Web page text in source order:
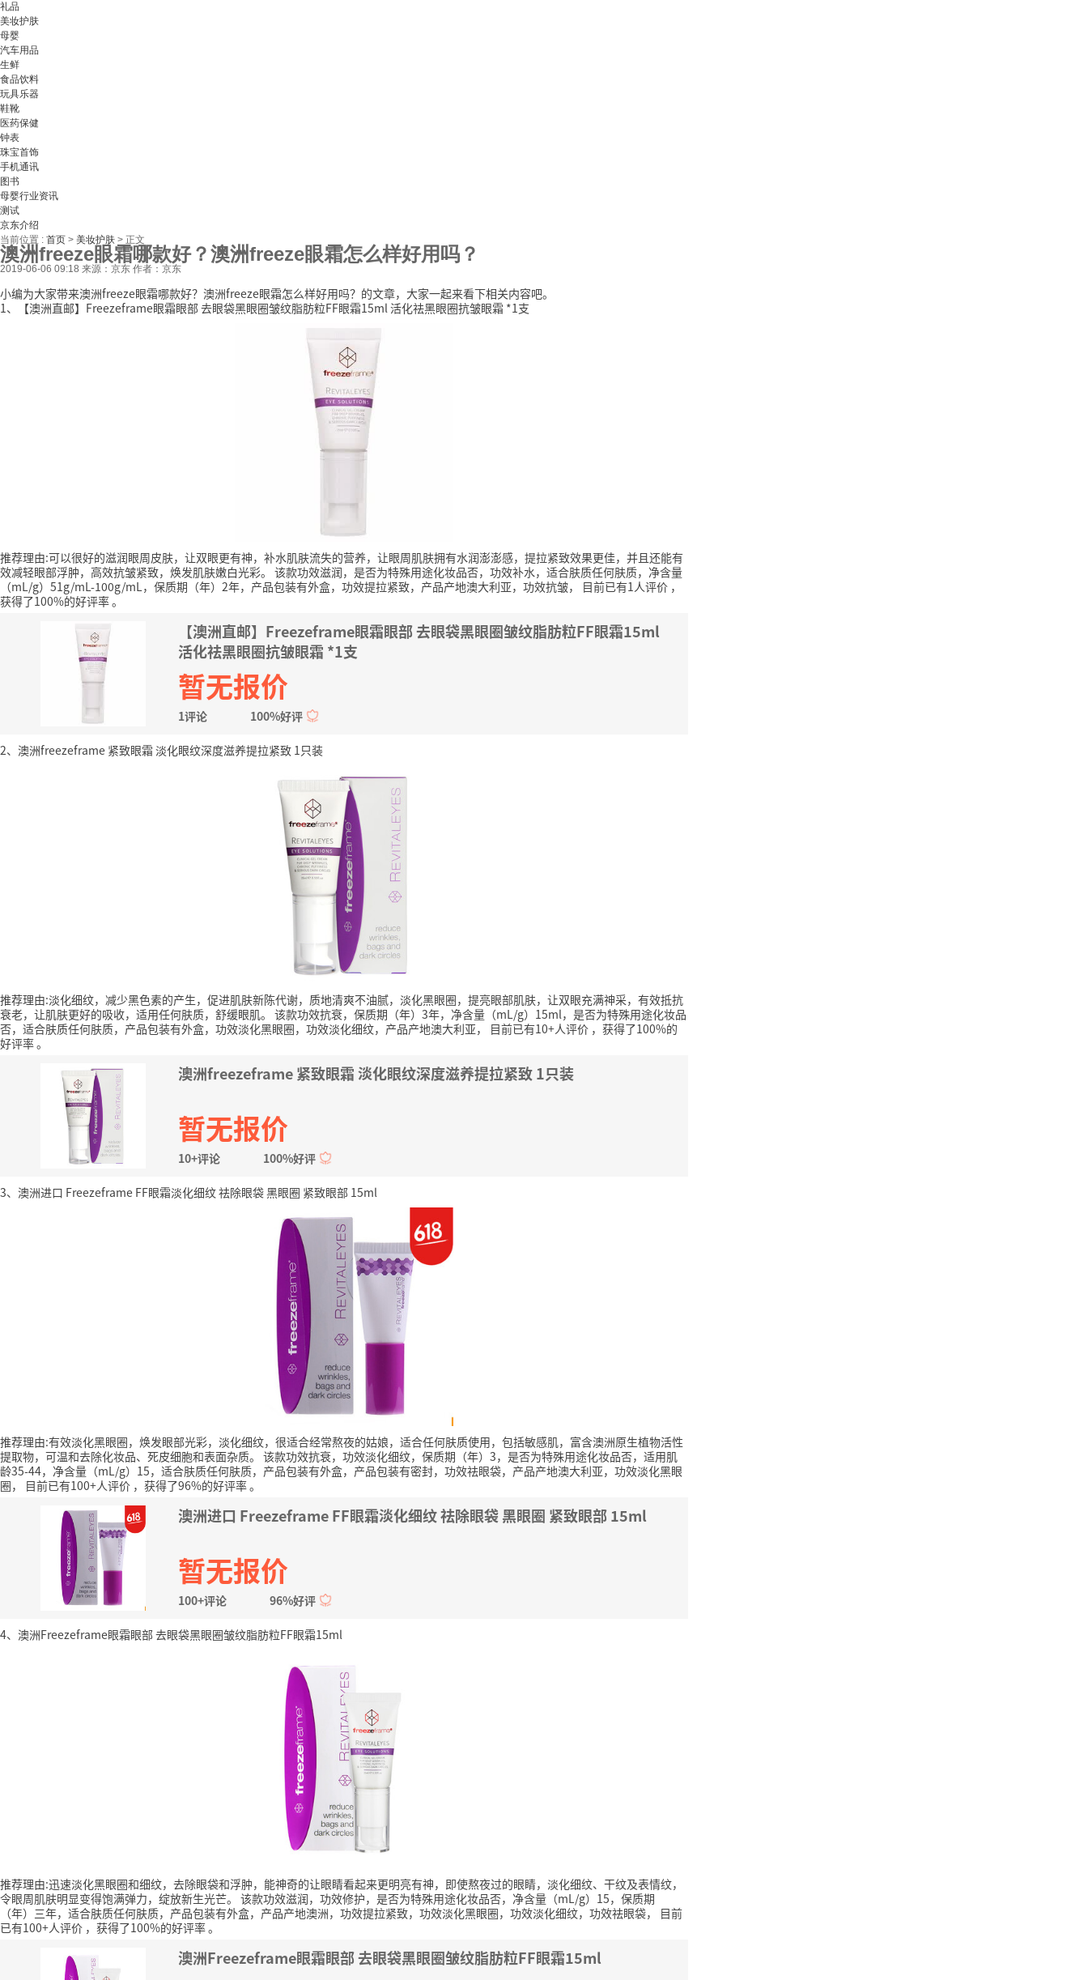
礼品
美妆护肤
母婴
汽车用品
生鲜
食品饮料
玩具乐器
鞋靴
医药保健
钟表
珠宝首饰
手机通讯
图书
母婴行业资讯
测试
京东介绍
当前位置 : 首页 > 美妆护肤 > 正文
澳洲freeze眼霜哪款好？澳洲freeze眼霜怎么样好用吗？
2019-06-06 09:18 来源：京东 作者：京东
小编为大家带来澳洲freeze眼霜哪款好？澳洲freeze眼霜怎么样好用吗？的文章，大家一起来看下相关内容吧。
1、【澳洲直邮】Freezeframe眼霜眼部 去眼袋黑眼圈皱纹脂肪粒FF眼霜15ml 活化祛黑眼圈抗皱眼霜 *1支
推荐理由:可以很好的滋润眼周皮肤，让双眼更有神，补水肌肤流失的营养，让眼周肌肤拥有水润澎澎感，提拉紧致效果更佳，并且还能有
效减轻眼部浮肿，高效抗皱紧致，焕发肌肤嫩白光彩。 该款功效滋润，是否为特殊用途化妆品否，功效补水，适合肤质任何肤质，净含量
（mL/g）51g/mL-100g/mL，保质期（年）2年，产品包装有外盒，功效提拉紧致，产品产地澳大利亚，功效抗皱，
目前已有1人评价 ，
获得了100%的好评率。
【澳洲直邮】Freezeframe眼霜眼部 去眼袋黑眼圈皱纹脂肪粒FF眼霜15ml
活化祛黑眼圈抗皱眼霜 *1支
暂无报价
1评论 100%好评
2、澳洲freezeframe 紧致眼霜 淡化眼纹深度滋养提拉紧致 1只装
推荐理由:淡化细纹，减少黑色素的产生，促进肌肤新陈代谢，质地清爽不油腻，淡化黑眼圈，提亮眼部肌肤，让双眼充满神采，有效抵抗
衰老，让肌肤更好的吸收，适用任何肤质，舒缓眼肌。 该款功效抗衰，保质期（年）3年，净含量（mL/g）15ml，是否为特殊用途化妆品
否，适合肤质任何肤质，产品包装有外盒，功效淡化黑眼圈，功效淡化细纹，产品产地澳大利亚，
目前已有10+人评价 ，获得了100%的
好评率。
澳洲freezeframe 紧致眼霜 淡化眼纹深度滋养提拉紧致 1只装
暂无报价
10+评论 100%好评
3、澳洲进口 Freezeframe FF眼霜淡化细纹 祛除眼袋 黑眼圈 紧致眼部 15ml
推荐理由:有效淡化黑眼圈，焕发眼部光彩，淡化细纹，很适合经常熬夜的姑娘，适合任何肤质使用，包括敏感肌，富含澳洲原生植物活性
提取物，可温和去除化妆品、死皮细胞和表面杂质。 该款功效抗衰，功效淡化细纹，保质期（年）3，是否为特殊用途化妆品否，适用肌
龄35-44，净含量（mL/g）15，适合肤质任何肤质，产品包装有外盒，产品包装有密封，功效祛眼袋，产品产地澳大利亚，功效淡化黑眼
圈，
目前已有100+人评价 ，获得了96%的好评率。
澳洲进口 Freezeframe FF眼霜淡化细纹 祛除眼袋 黑眼圈 紧致眼部 15ml
暂无报价
100+评论 96%好评
4、澳洲Freezeframe眼霜眼部 去眼袋黑眼圈皱纹脂肪粒FF眼霜15ml
推荐理由:迅速淡化黑眼圈和细纹，去除眼袋和浮肿，能神奇的让眼睛看起来更明亮有神，即使熬夜过的眼睛，淡化细纹、干纹及表情纹，
令眼周肌肤明显变得饱满弹力，绽放新生光芒。 该款功效滋润，功效修护，是否为特殊用途化妆品否，净含量（mL/g）15，保质期
（年）三年，适合肤质任何肤质，产品包装有外盒，产品产地澳洲，功效提拉紧致，功效淡化黑眼圈，功效淡化细纹，功效祛眼袋，
目前
已有100+人评价 ，获得了100%的好评率。
澳洲Freezeframe眼霜眼部 去眼袋黑眼圈皱纹脂肪粒FF眼霜15ml